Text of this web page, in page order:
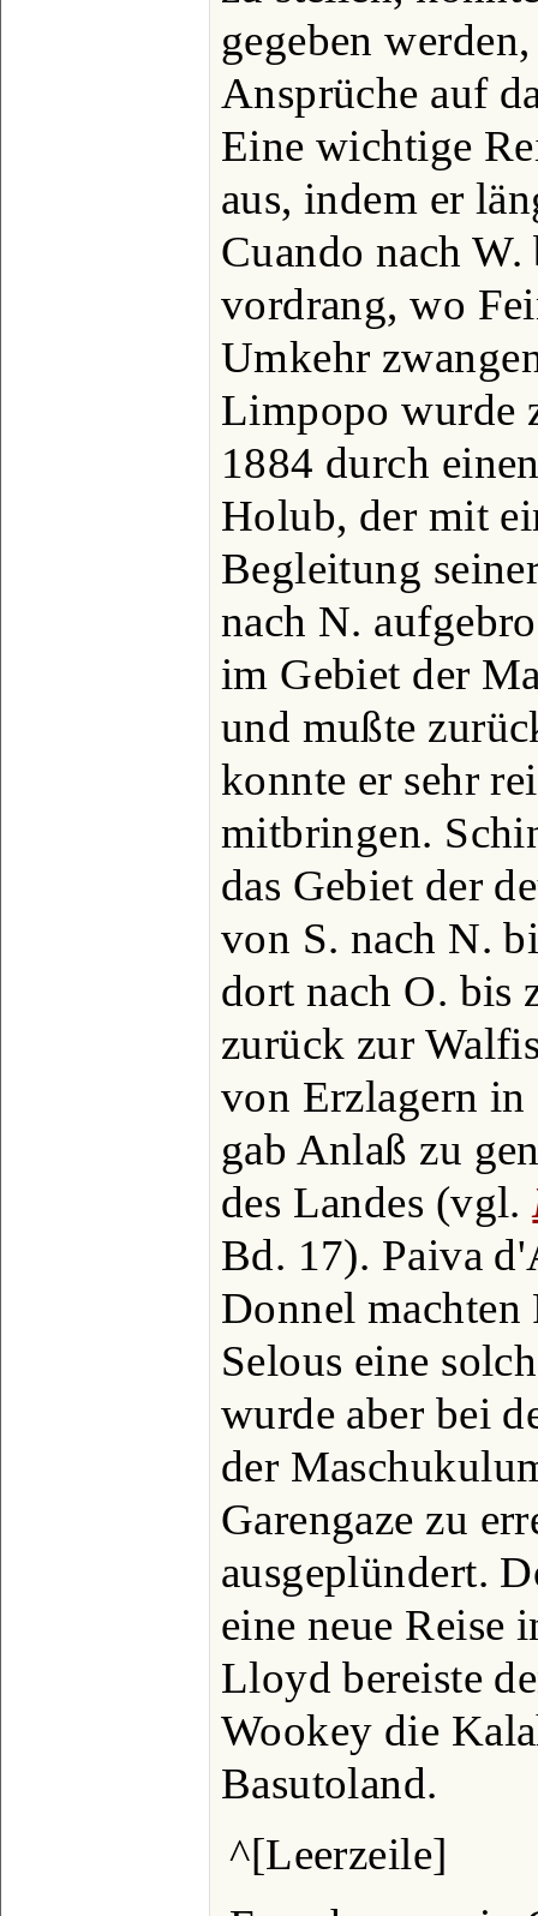
gegeben
Ansprüche auf
Eine wichtige
aus, indem er
Cuando nach
vordrang, wo
Umkehr
Limpopo wurde
1884 durch
Holub, der mit
Begleitung
nach N.
im Gebiet der
und mußte
konnte er sehr
mitbringen.
das Gebiet der
von S. nach N.
dort nach O. bis
zurück zur
von Erzlagern in
gab Anlaß zu
des Landes (vgl.
Bd. 17). Paiva
Donnel machten
Selous eine
wurde aber bei
der
Garengaze zu
ausgeplündert.
eine neue Reise
Lloyd bereiste
Wookey die
Basutoland.
^[Leerzeile]